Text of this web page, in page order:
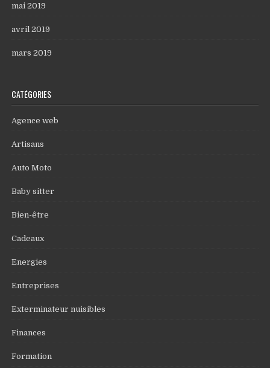
mai 2019
avril 2019
mars 2019
CATÉGORIES
Agence web
Artisans
Auto Moto
Baby sitter
Bien-être
Cadeaux
Energies
Entreprises
Exterminateur nuisibles
Finances
Formation